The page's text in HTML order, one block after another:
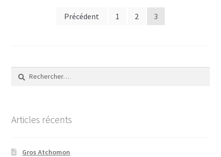
PaginationPrécédent 1 2 3
Rechercher :
Articles récents
Gros Atchomon